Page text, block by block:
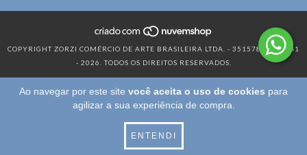
Ao navegar por este site você aceita o uso de cookies para
agilizar a sua experiência de compra.
ENTENDI
COPYRIGHT ZORZI COMÉRCIO DE ARTE BRASILEIRA LTDA. - 35157819000141
- 2026. TODOS OS DIREITOS RESERVADOS.